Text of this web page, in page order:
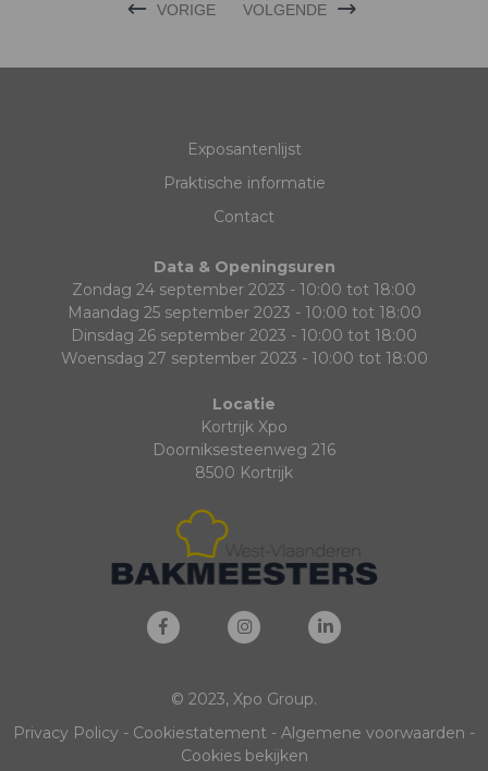
VORIGE VOLGENDE
Exposantenlijst
Praktische informatie
Contact
Data & Openingsuren
Zondag 24 september 2023 - 10:00 tot 18:00
Maandag 25 september 2023 - 10:00 tot 18:00
Dinsdag 26 september 2023 - 10:00 tot 18:00
Woensdag 27 september 2023 - 10:00 tot 18:00
Locatie
Kortrijk Xpo
Doorniksesteenweg 216
8500 Kortrijk
© 2023, Xpo Group.
Privacy Policy - Cookiestatement - Algemene voorwaarden -
Cookies bekijken